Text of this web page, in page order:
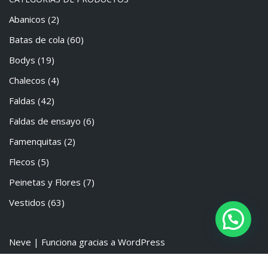
Abanicos (2)
Batas de cola (60)
Bodys (19)
Chalecos (4)
Faldas (42)
Faldas de ensayo (6)
Famenquitas (2)
Flecos (5)
Peinetas y Flores (7)
Vestidos (63)
Neve | Funciona gracias a WordPress